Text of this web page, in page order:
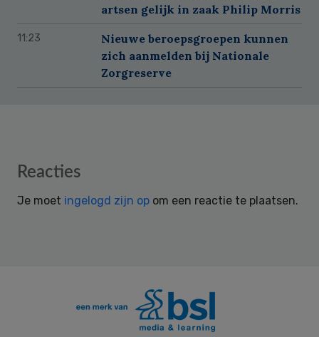
artsen gelijk in zaak Philip Morris
11:23
Nieuwe beroepsgroepen kunnen
zich aanmelden bij Nationale
Zorgreserve
Reader
Reacties
Je moet ingelogd zijn op om een reactie te plaatsen.